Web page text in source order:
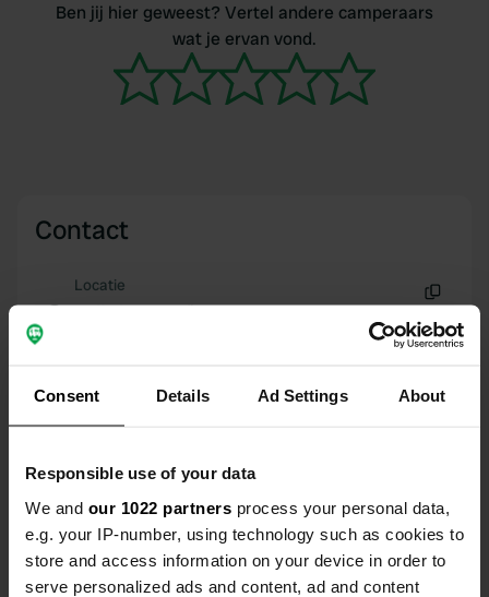
Consent Details Ad Settings About
Responsible use of your data
We and our 1022 partners process your personal data,
e.g. your IP-number, using technology such as cookies to
store and access information on your device in order to
serve personalized ads and content, ad and content
Ben jij hier geweest? Vertel andere camperaars
wat je ervan vond.
Contact
Locatie
Calle la Castañera 13P
Kopiëren
Sitecode
15145 Kopiëren
Upgrade naarPRO+ PRO+